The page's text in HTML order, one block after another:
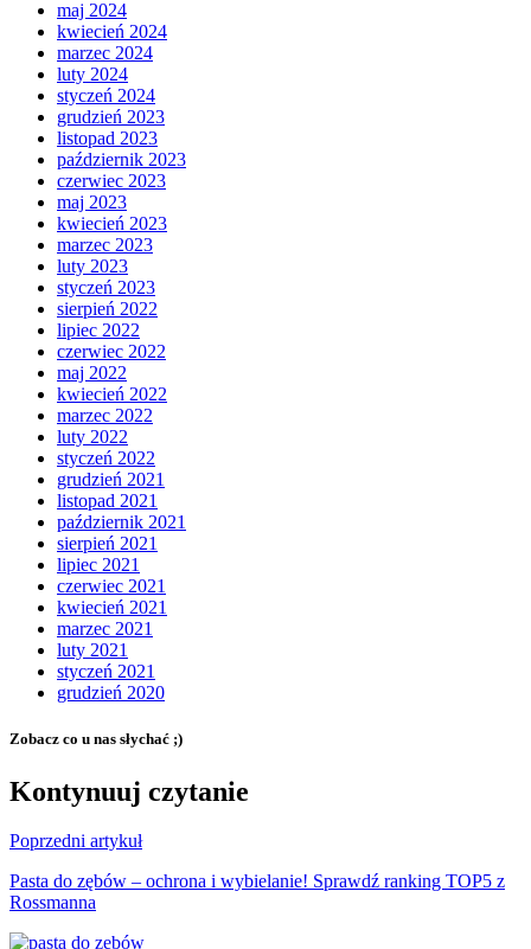
maj 2024
kwiecień 2024
marzec 2024
luty 2024
styczeń 2024
grudzień 2023
listopad 2023
październik 2023
czerwiec 2023
maj 2023
kwiecień 2023
marzec 2023
luty 2023
styczeń 2023
sierpień 2022
lipiec 2022
czerwiec 2022
maj 2022
kwiecień 2022
marzec 2022
luty 2022
styczeń 2022
grudzień 2021
listopad 2021
październik 2021
sierpień 2021
lipiec 2021
czerwiec 2021
kwiecień 2021
marzec 2021
luty 2021
styczeń 2021
grudzień 2020
Zobacz co u nas słychać ;)
Kontynuuj czytanie
Poprzedni artykuł
Pasta do zębów – ochrona i wybielanie! Sprawdź ranking TOP5 z
Rossmanna